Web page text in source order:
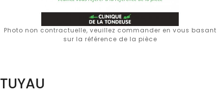
Photo non contractuelle, veuillez commander en vous basant
sur la référence de la pièce
TUYAU